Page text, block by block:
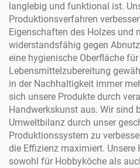
langlebig und funktional ist.
Produktionsverfahren
Eigenschaften des Holzes und
widerstandsfähig gegen
eine hygienische Oberfläche
Lebensmittelzubereitung
in der Nachhaltigkeit immer
sich unsere Produkte durch
Handwerkskunst aus. Wir sind
Umweltbilanz durch unser
Produktionssystem zu
die Effizienz maximiert. Unsere
sowohl für Hobbyköche als